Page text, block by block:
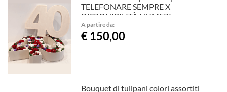
TELEFONARE SEMPRE X
DISPONIBILITÀ NUMERI
A partire da:
€ 150,00
Bouquet di tulipani colori assortiti